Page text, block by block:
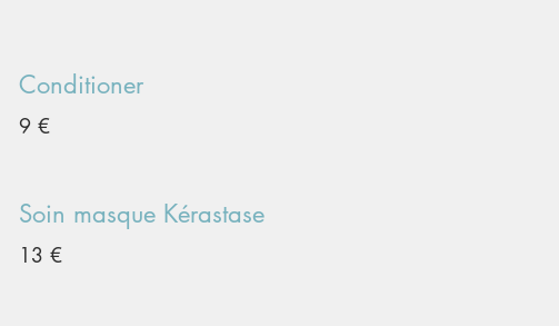
Conditioner
9 €
Soin masque Kérastase
13 €